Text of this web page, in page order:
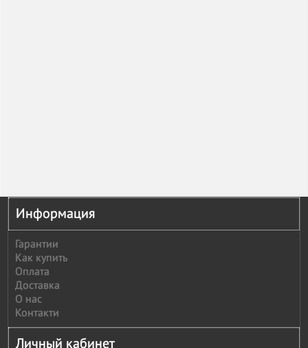
Информация
Гарантии
Как купить
Оплата
Доставка
О нас
Контакти
Личный кабинет